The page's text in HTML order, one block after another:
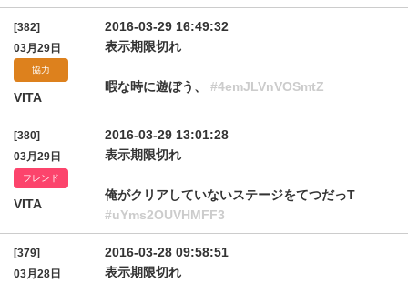
[382]
03月29日
協力
VITA
2016-03-29 16:49:32
表示期限切れ
暇な時に遊ぼう、 #4emJLVnVOSmtZ
[380]
03月29日
フレンド
VITA
2016-03-29 13:01:28
表示期限切れ
俺がクリアしていないステージをてつだっT
#uYms2OUVHMFF3
[379]
03月28日
2016-03-28 09:58:51
表示期限切れ